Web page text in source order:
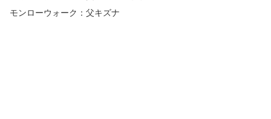
モンローウォーク：父キズナ